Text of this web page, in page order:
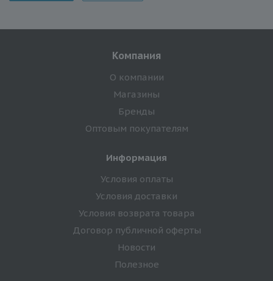
Компания
О компании
Магазины
Бренды
Оптовым покупателям
Информация
Условия оплаты
Условия доставки
Условия возврата товара
Договор публичной оферты
Новости
Полезное